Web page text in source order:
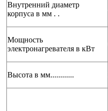
Внутренний диаметр
корпуса в мм . .
Мощность
электронагревателя в кВт
Высота в мм............